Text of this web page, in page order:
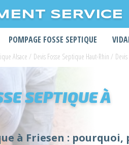
SERVICE
POMPAGE FOSSE SEPTIQUE
Alsace / Devis Fosse Septique Haut-Rhin /
SEPTIQUE À
à Friesen : pourquoi,